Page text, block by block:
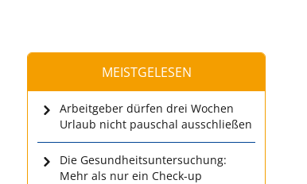
MEISTGELESEN
Arbeitgeber dürfen drei Wochen
Urlaub nicht pauschal ausschließen
Die Gesundheitsuntersuchung:
Mehr als nur ein Check-up